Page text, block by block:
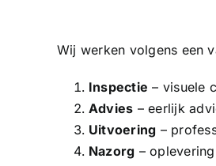
Wij werken volgens een
Inspectie – visuele
Advies – eerlijk
Uitvoering –
Nazorg –